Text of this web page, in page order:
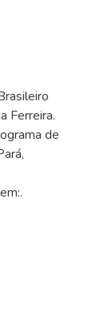
Ferreira.
de